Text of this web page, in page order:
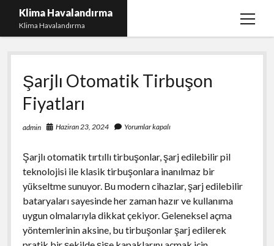
Klima Havalandırma
Klima Havalandırma
menüyü
Bedava Tiktok Takipçi Çoğaltma
Igtv Beğeni Gönderme Parasız
iPhone Instagram Gizli Hesap Görme Ücretsiz
Liste
Şarjlı Otomatik Tirbuşon
Fiyatları
admin Haziran 23, 2024 Yorumlar kapalı
Şarjlı otomatik tırtıllı tirbuşonlar, şarj edilebilir pil
teknolojisi ile klasik tirbuşonlara inanılmaz bir
yükseltme sunuyor. Bu modern cihazlar, şarj edilebilir
bataryaları sayesinde her zaman hazır ve kullanıma
uygun olmalarıyla dikkat çekiyor. Geleneksel açma
yöntemlerinin aksine, bu tirbuşonlar şarj edilerek